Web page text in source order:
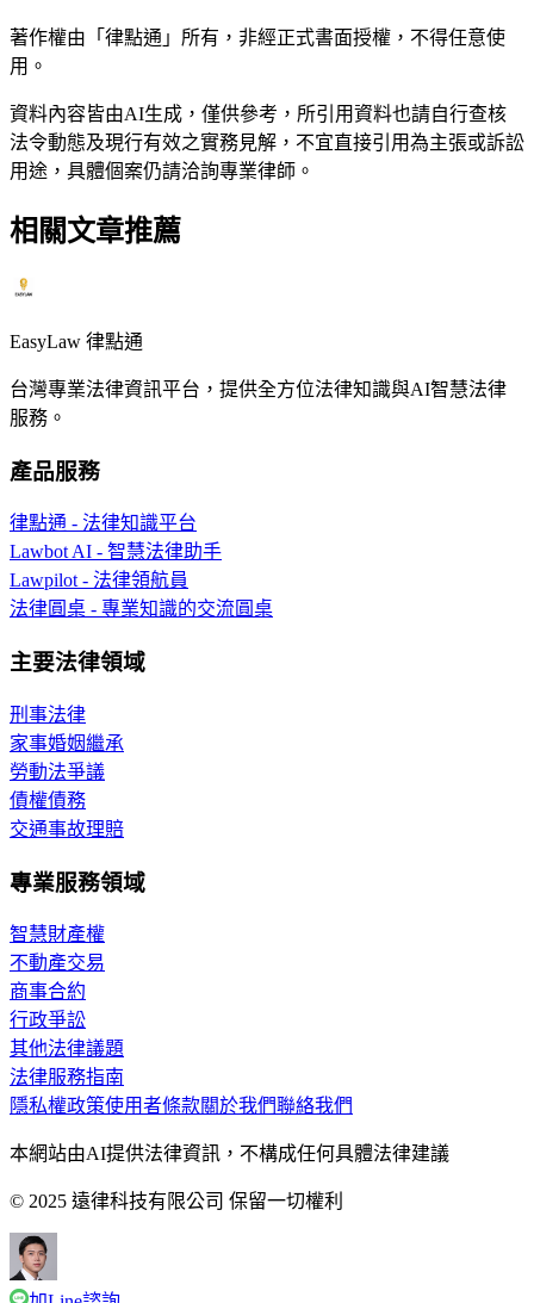
著作權由「律點通」所有，非經正式書面授權，不得任意使
用。
資料內容皆由AI生成，僅供參考，所引用資料也請自行查核
法令動態及現行有效之實務見解，不宜直接引用為主張或訴訟
用途，具體個案仍請洽詢專業律師。
相關文章推薦
EasyLaw 律點通
台灣專業法律資訊平台，提供全方位法律知識與AI智慧法律
服務。
產品服務
律點通 - 法律知識平台
Lawbot AI - 智慧法律助手
Lawpilot - 法律領航員
法律圓桌 - 專業知識的交流圓桌
主要法律領域
刑事法律
家事婚姻繼承
勞動法爭議
債權債務
交通事故理賠
專業服務領域
智慧財產權
不動產交易
商事合約
行政爭訟
其他法律議題
法律服務指南
隱私權政策使用者條款關於我們聯絡我們
本網站由AI提供法律資訊，不構成任何具體法律建議
© 2025 遠律科技有限公司 保留一切權利